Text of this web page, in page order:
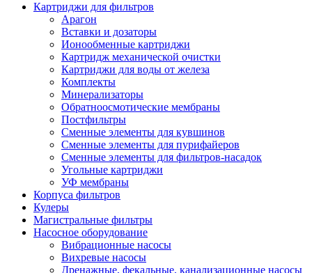
Картриджи для фильтров
Арагон
Вставки и дозаторы
Ионообменные картриджи
Картридж механической очистки
Картриджи для воды от железа
Комплекты
Минерализаторы
Обратноосмотические мембраны
Постфильтры
Сменные элементы для кувшинов
Сменные элементы для пурифайеров
Сменные элементы для фильтров-насадок
Угольные картриджи
УФ мембраны
Корпуса фильтров
Кулеры
Магистральные фильтры
Насосное оборудование
Вибрационные насосы
Вихревые насосы
Дренажные, фекальные, канализационные насосы